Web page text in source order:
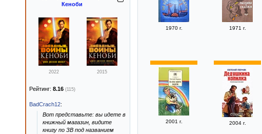
1970 г.
1971 г.
2001 г. 2004 г.
Кеноби
2022 2015
Рейтинг: 8.16 (115)
BadCrach12:
Вот представьте: вы идете в
книжный магазин, видите
книгу по ЗВ под названием